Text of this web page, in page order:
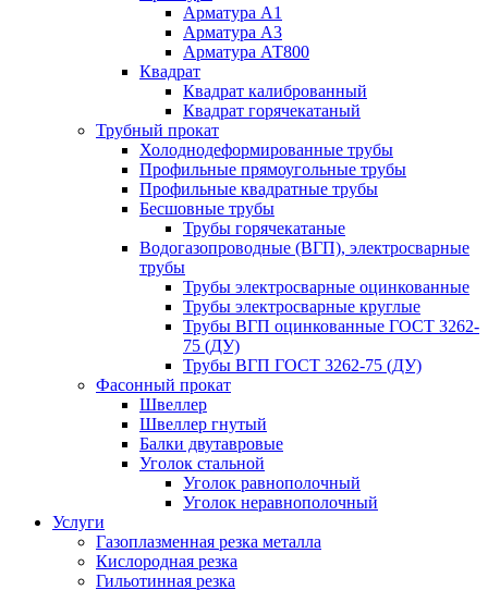
Арматура А1
Арматура А3
Арматура АТ800
Квадрат
Квадрат калиброванный
Квадрат горячекатаный
Трубный прокат
Холоднодеформированные трубы
Профильные прямоугольные трубы
Профильные квадратные трубы
Бесшовные трубы
Трубы горячекатаные
Водогазопроводные (ВГП), электросварные
трубы
Трубы электросварные оцинкованные
Трубы электросварные круглые
Трубы ВГП оцинкованные ГОСТ 3262-
75 (ДУ)
Трубы ВГП ГОСТ 3262-75 (ДУ)
Фасонный прокат
Швеллер
Швеллер гнутый
Балки двутавровые
Уголок стальной
Уголок равнополочный
Уголок неравнополочный
Услуги
Газоплазменная резка металла
Кислородная резка
Гильотинная резка